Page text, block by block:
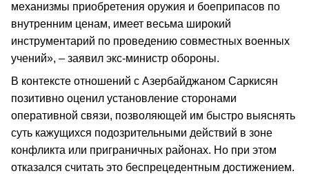
механизмы приобретения оружия и боеприпасов по
внутренним ценам, имеет весьма широкий
инструментарий по проведению совместных военных
учений», – заявил экс-министр обороны.
В контексте отношений с Азербайджаном Саркисян
позитивно оценил установление сторонами
оперативной связи, позволяющей им быстро выяснять
суть кажущихся подозрительными действий в зоне
конфликта или приграничных районах. Но при этом
отказался считать это беспрецедентным достижением.